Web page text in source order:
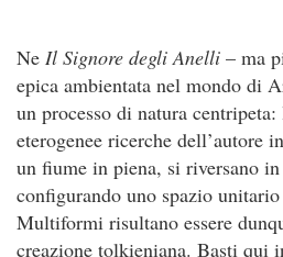
Ne Il Signore degli Anelli – ma
epica ambientata nel mondo di
un processo di natura
eterogenee ricerche dell’autore
un fiume in piena, si riversano
configurando uno spazio
Multiformi risultano essere
creazione tolkieniana. Basti qui